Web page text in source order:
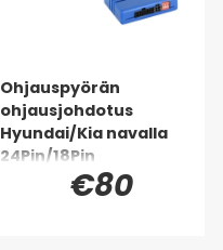
Ohjauspyörän
ohjausjohdotus
Hyundai/Kia navalla
24Pin/18Pin
€80